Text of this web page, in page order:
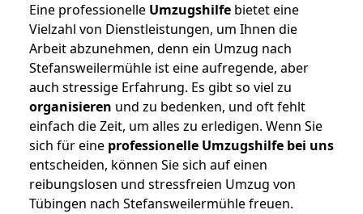
Eine professionelle Umzugshilfe bietet eine
Vielzahl von Dienstleistungen, um Ihnen die
Arbeit abzunehmen, denn ein Umzug nach
Stefansweilermühle ist eine aufregende, aber
auch stressige Erfahrung. Es gibt so viel zu
organisieren und zu bedenken, und oft fehlt
einfach die Zeit, um alles zu erledigen. Wenn Sie
sich für eine professionelle Umzugshilfe bei uns
entscheiden, können Sie sich auf einen
reibungslosen und stressfreien Umzug von
Tübingen nach Stefansweilermühle freuen.